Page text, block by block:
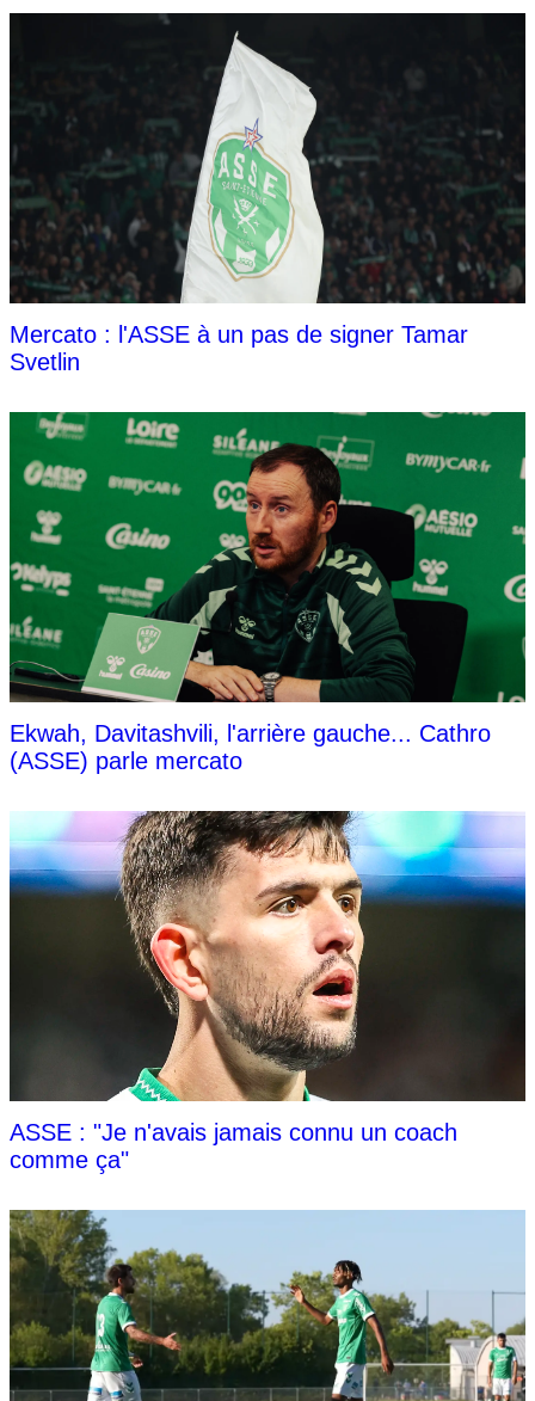
Mercato : l'ASSE à un pas de signer Tamar
Svetlin
Ekwah, Davitashvili, l'arrière gauche... Cathro
(ASSE) parle mercato
ASSE : "Je n'avais jamais connu un coach
comme ça"